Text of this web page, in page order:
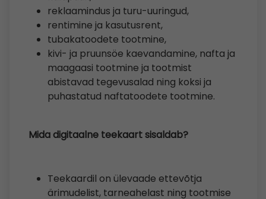
reklaamindus ja turu-​uuringud,
rentimine ja kasutusrent,
tubakatoodete tootmine,
kivi- ja pruunsöe kaevandamine, nafta ja
maagaasi tootmine ja tootmist
abistavad tegevusalad ning koksi ja
puhastatud naftatoodete tootmine.
Mida digitaalne teekaart sisaldab?
Teekaardil on ülevaade ettevõtja
ärimudelist, tarneahelast ning tootmise